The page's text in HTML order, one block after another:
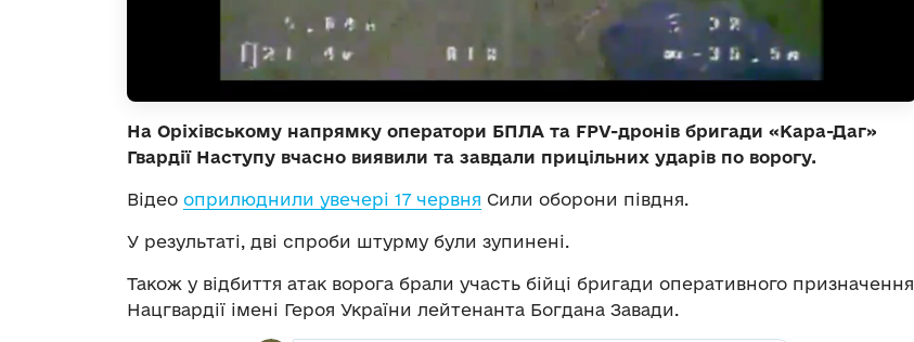
На Оріхівському напрямку оператори БПЛА та FPV-дронів бригади «Кара-Даг»
Гвардії Наступу вчасно виявили та завдали прицільних ударів по ворогу.
Відео оприлюднили увечері 17 червня Сили оборони півдня.
У результаті, дві спроби штурму були зупинені.
Також у відбиття атак ворога брали участь бійці бригади оперативного призначення
Нацгвардії імені Героя України лейтенанта Богдана Завади.